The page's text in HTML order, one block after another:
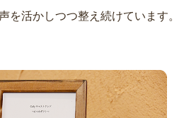
を活かしつつ整え続けています。